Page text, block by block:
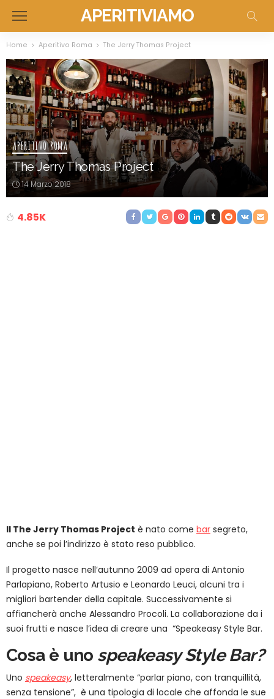
APERITIVIAMO
Home Aperitivo Roma The Jerry Thomas Project
APERITIVO ROMA
The Jerry Thomas Project
14 Marzo 2018
4.85K
Il The Jerry Thomas Project è nato come bar segreto,
anche se poi l’indirizzo è stato reso pubblico.
Il progetto nasce nell’autunno 2009 ad opera di Antonio
Parlapiano, Roberto Artusio e Leonardo Leuci, alcuni tra i
migliori bartender della capitale. Successivamente si
affiancherà anche Alessandro Procoli. La collaborazione da i
suoi frutti e nasce l’idea di creare una “Speakeasy Style Bar.
Cosa è uno speakeasy Style Bar?
Uno speakeasy, letteralmente “parlar piano, con tranquillità,
senza tensione”, è una tipologia di locale che affonda le sue